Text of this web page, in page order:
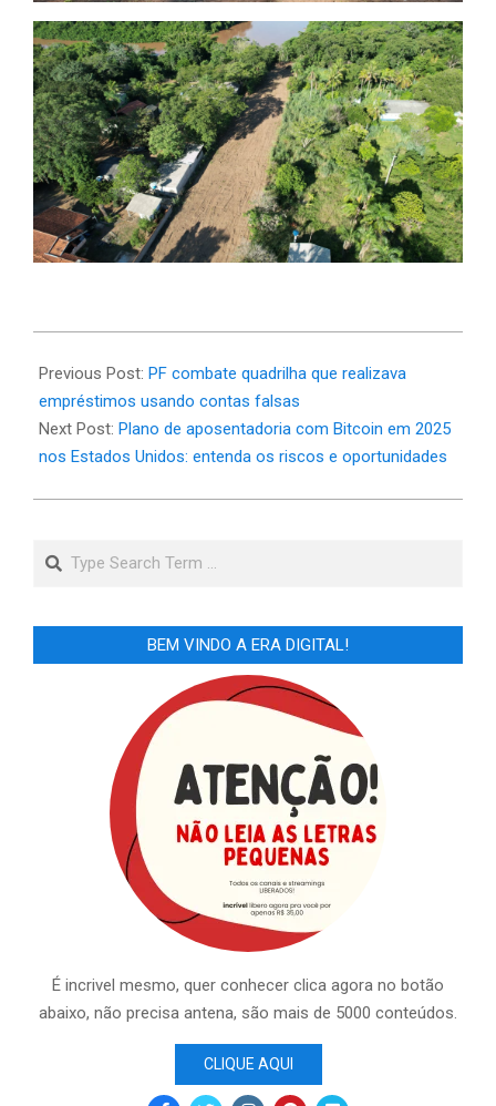
04-
08
Previous Post: PF combate quadrilha que realizava
empréstimos usando contas falsas
Next Post: Plano de aposentadoria com Bitcoin em 2025
nos Estados Unidos: entenda os riscos e oportunidades
Search
BEM VINDO A ERA DIGITAL!
É incrivel mesmo, quer conhecer clica agora no botão
abaixo, não precisa antena, são mais de 5000 conteúdos.
CLIQUE AQUI